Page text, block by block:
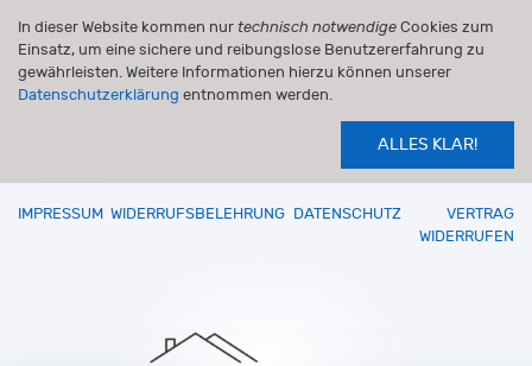
In dieser Website kommen nur technisch notwendige Cookies zum
Einsatz, um eine sichere und reibungslose Benutzererfahrung zu
gewährleisten. Weitere Informationen hierzu können unserer
Datenschutzerklärung entnommen werden.
ALLES KLAR!
IMPRESSUM WIDERRUFSBELEHRUNG DATENSCHUTZ
VERTRAG
WIDERRUFEN